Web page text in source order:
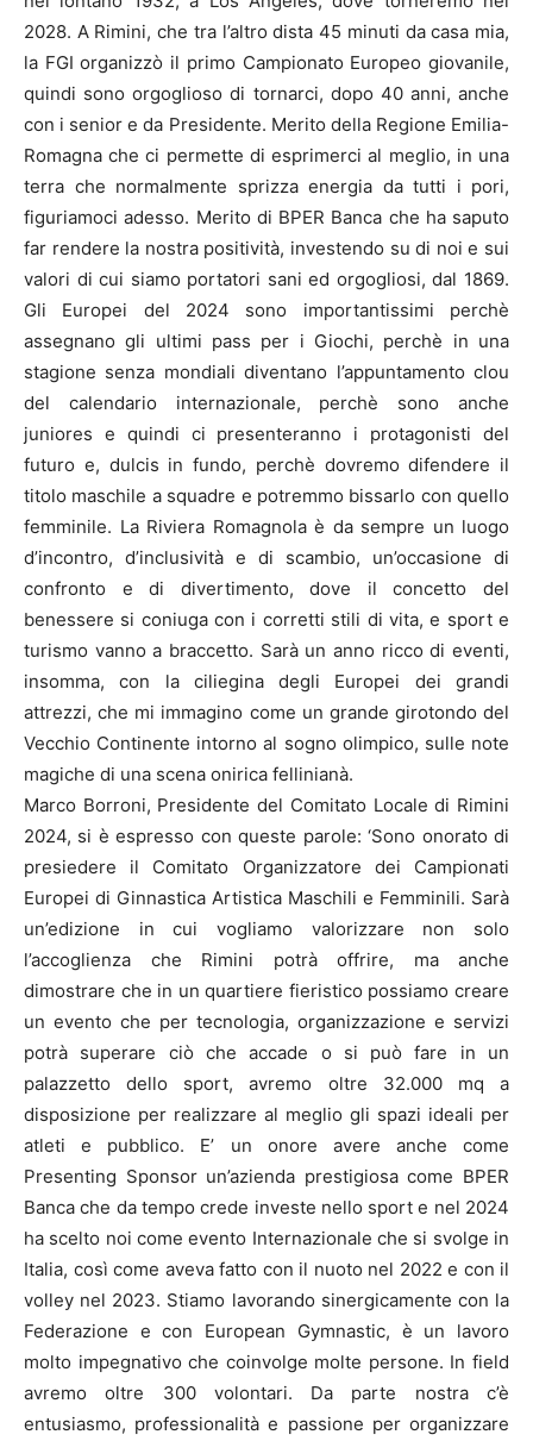
2028. A Rimini, che tra l’altro dista 45 minuti da casa mia,
la FGI organizzò il primo Campionato Europeo giovanile,
quindi sono orgoglioso di tornarci, dopo 40 anni, anche
con i senior e da Presidente. Merito della Regione Emilia-
Romagna che ci permette di esprimerci al meglio, in una
terra che normalmente sprizza energia da tutti i pori,
figuriamoci adesso. Merito di BPER Banca che ha saputo
far rendere la nostra positività, investendo su di noi e sui
valori di cui siamo portatori sani ed orgogliosi, dal 1869.
Gli Europei del 2024 sono importantissimi perchè
assegnano gli ultimi pass per i Giochi, perchè in una
stagione senza mondiali diventano l’appuntamento clou
del calendario internazionale, perchè sono anche
juniores e quindi ci presenteranno i protagonisti del
futuro e, dulcis in fundo, perchè dovremo difendere il
titolo maschile a squadre e potremmo bissarlo con quello
femminile. La Riviera Romagnola è da sempre un luogo
d’incontro, d’inclusività e di scambio, un’occasione di
confronto e di divertimento, dove il concetto del
benessere si coniuga con i corretti stili di vita, e sport e
turismo vanno a braccetto. Sarà un anno ricco di eventi,
insomma, con la ciliegina degli Europei dei grandi
attrezzi, che mi immagino come un grande girotondo del
Vecchio Continente intorno al sogno olimpico, sulle note
magiche di una scena onirica fellinianà.
Marco Borroni, Presidente del Comitato Locale di Rimini
2024, si è espresso con queste parole: ‘Sono onorato di
presiedere il Comitato Organizzatore dei Campionati
Europei di Ginnastica Artistica Maschili e Femminili. Sarà
un’edizione in cui vogliamo valorizzare non solo
l’accoglienza che Rimini potrà offrire, ma anche
dimostrare che in un quartiere fieristico possiamo creare
un evento che per tecnologia, organizzazione e servizi
potrà superare ciò che accade o si può fare in un
palazzetto dello sport, avremo oltre 32.000 mq a
disposizione per realizzare al meglio gli spazi ideali per
atleti e pubblico. E’ un onore avere anche come
Presenting Sponsor un’azienda prestigiosa come BPER
Banca che da tempo crede investe nello sport e nel 2024
ha scelto noi come evento Internazionale che si svolge in
Italia, così come aveva fatto con il nuoto nel 2022 e con il
volley nel 2023. Stiamo lavorando sinergicamente con la
Federazione e con European Gymnastic, è un lavoro
molto impegnativo che coinvolge molte persone. In field
avremo oltre 300 volontari. Da parte nostra c’è
entusiasmo, professionalità e passione per organizzare